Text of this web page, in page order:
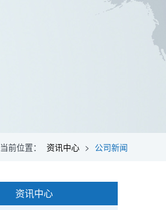
当前位置： 资讯中心 > 公司新闻
资讯中心